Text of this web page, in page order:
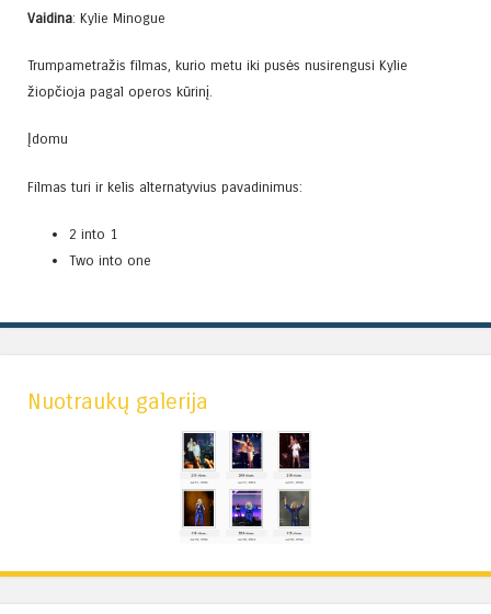
Vaidina: Kylie Minogue
Trumpametražis filmas, kurio metu iki pusės nusirengusi Kylie
žiopčioja pagal operos kūrinį.
Įdomu
Filmas turi ir kelis alternatyvius pavadinimus:
2 into 1
Two into one
Nuotraukų galerija